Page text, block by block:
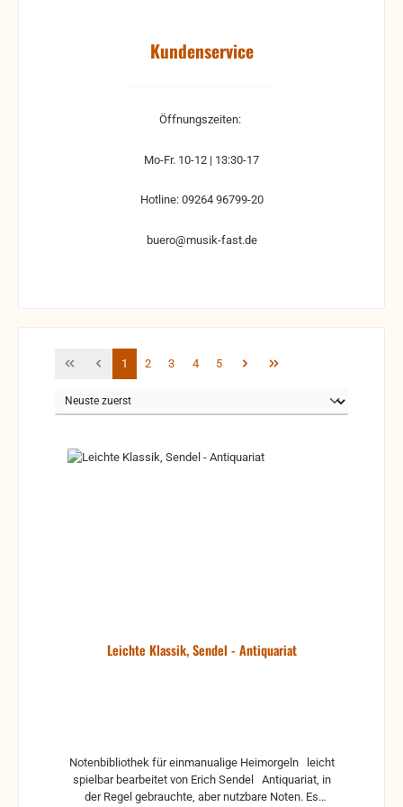
Kundenservice
Öffnungszeiten:
Mo-Fr. 10-12 | 13:30-17
Hotline: 09264 96799-20
buero@musik-fast.de
Seite
1 Seite
2 Seite
3 Seite
4 Seite
5
Leichte Klassik, Sendel - Antiquariat
Notenbibliothek für einmanualige Heimorgeln leicht
spielbar bearbeitet von Erich Sendel Antiquariat, in
der Regel gebrauchte, aber nutzbare Noten. Es